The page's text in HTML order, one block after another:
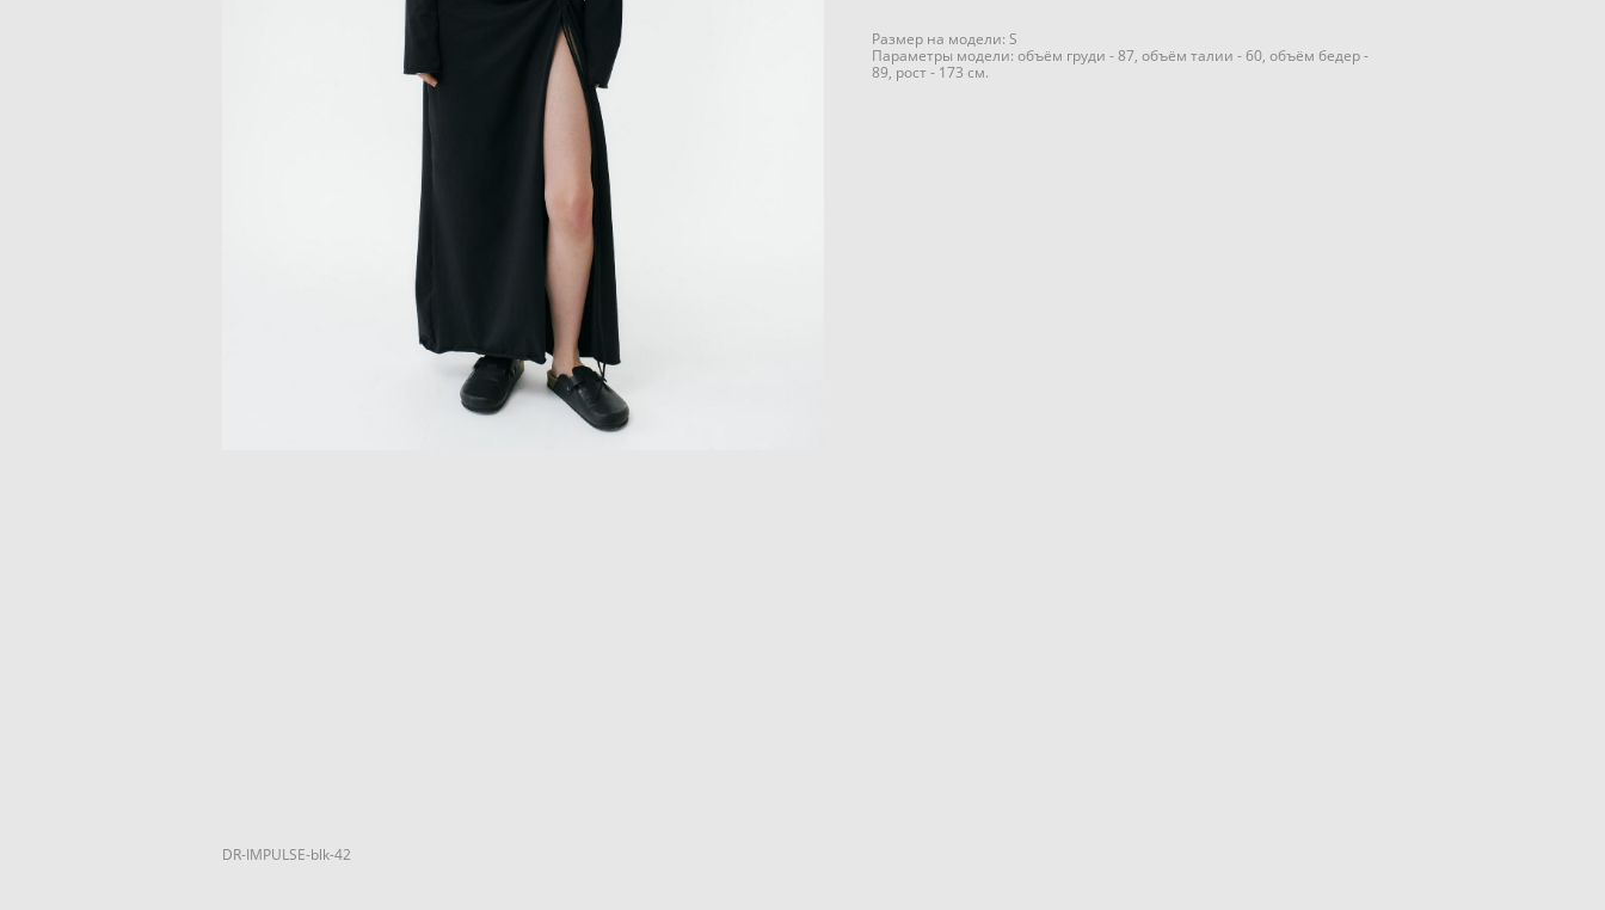
Размер на модели: S
Параметры модели: объём груди - 87, объём талии - 60, объём бедер -
89, рост - 173 см.
DR-IMPULSE-blk-42